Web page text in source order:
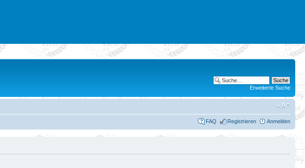
Erweiterte Suche
FAQ Registrieren Anmelden